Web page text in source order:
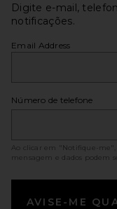
Digite e-mail,
notificações.
Email Address
Número de telefone
Ao clicar em "Notifique-me",
mensagem e dados podem
AVISE-ME